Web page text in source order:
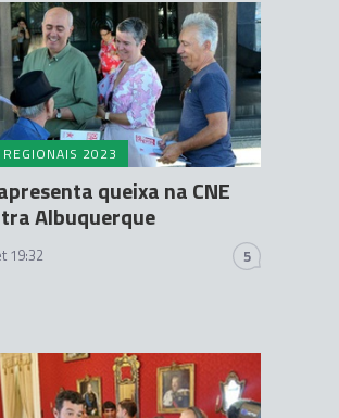
REGIONAIS 2023
queixa na CNE
Albuquerque
19:32 5